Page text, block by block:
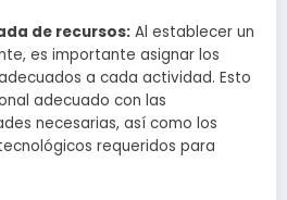
de recursos: Al establecer un
es importante asignar los
a cada actividad. Esto
adecuado con las
necesarias, así como los
requeridos para